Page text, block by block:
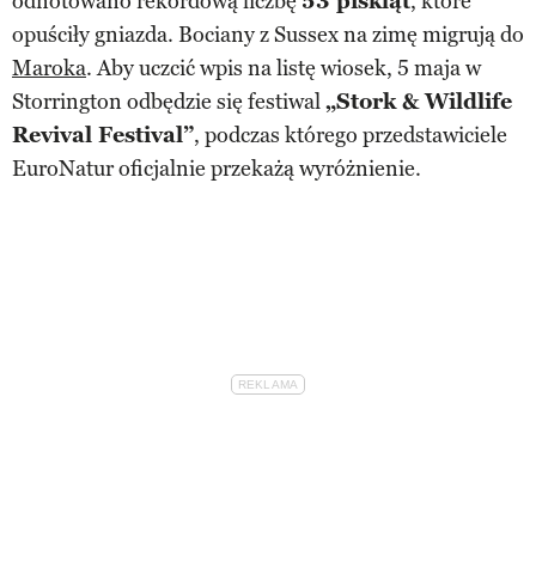
opuściły gniazda. Bociany z Sussex na zimę migrują do
Maroka. Aby uczcić wpis na listę wiosek, 5 maja w
Storrington odbędzie się festiwal„Stork & Wildlife
Revival Festival”, podczas którego przedstawiciele
EuroNatur oficjalnie przekażą wyróżnienie.